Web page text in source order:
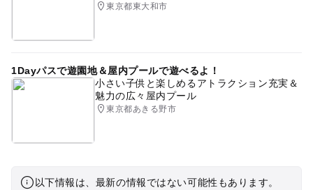
東京都東大和市
1Dayパスで遊園地＆屋内プールで遊べるよ！
小さい子供と楽しめるアトラクション充実＆
魅力の広々屋内プール
東京都あきる野市
以下情報は、最新の情報ではない可能性もあります。